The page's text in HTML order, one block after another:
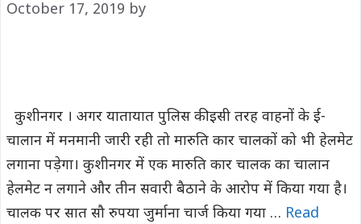
October 17, 2019 by
कुशीनगर । अगर यातायात पुलिस की इसी तरह वाहनों के ई-
चालान में मनमानी जारी रही तो मारुति कार चालकों को भी हेलमेट
लगाना पड़ेगा। कुशीनगर में एक मारुति कार चालक का चालान
हेलमेट न लगाने और तीन सवारी बैठाने के आरोप में किया गया है।
चालक पर सात सौ रुपया जुर्माना चार्ज किया गया … Read